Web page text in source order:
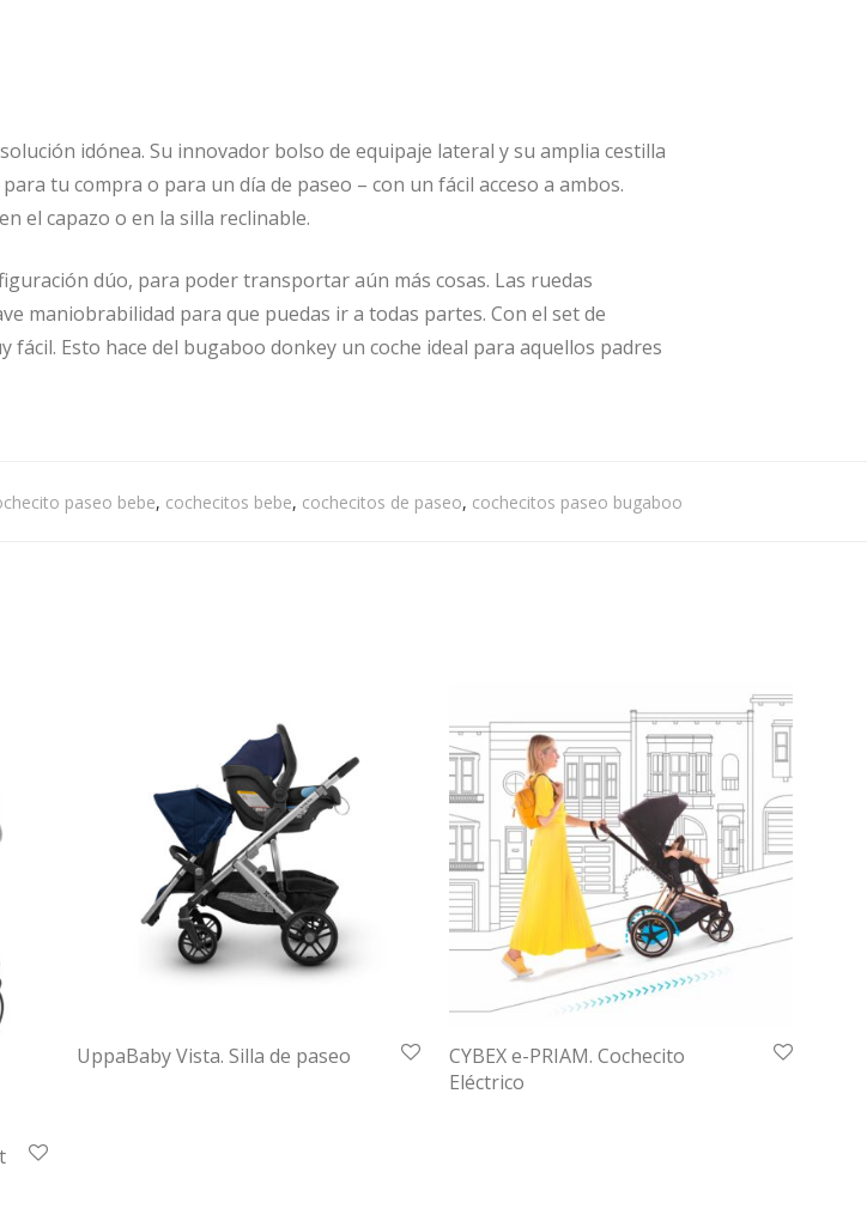
idónea. Su innovador bolso de equipaje lateral y su amplia cestilla
tu compra o para un día de paseo – con un fácil acceso a ambos.
el capazo o en la silla reclinable.
dúo, para poder transportar aún más cosas. Las ruedas
maniobrabilidad para que puedas ir a todas partes. Con el set de
Esto hace del bugaboo donkey un coche ideal para aquellos padres
paseo bebe, cochecitos bebe, cochecitos de paseo, cochecitos paseo bugaboo
UppaBaby Vista. Silla de paseo
CYBEX e-PRIAM. Cochecito
Eléctrico